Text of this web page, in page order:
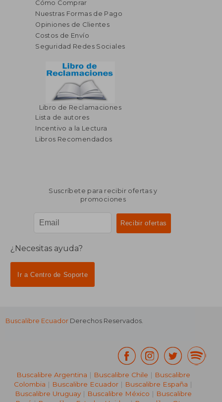
Cómo Comprar
Nuestras Formas de Pago
Opiniones de Clientes
Costos de Envío
Seguridad Redes Sociales
Libro de Reclamaciones
Lista de autores
Incentivo a la Lectura
Libros Recomendados
Suscríbete para recibir ofertas y
promociones
¿Necesitas ayuda?
Ir a Centro de Soporte
Buscalibre Ecuador Derechos Reservados.
Buscalibre Argentina | Buscalibre Chile | Buscalibre
Colombia | Buscalibre Ecuador | Buscalibre España |
Buscalibre Uruguay| Buscalibre México | Buscalibre